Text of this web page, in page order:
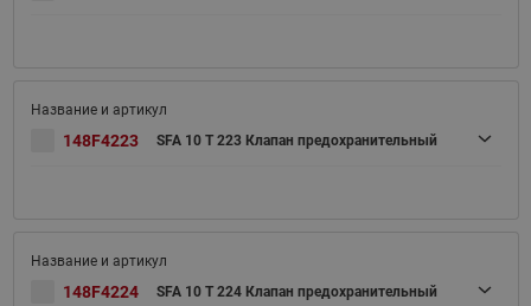
148F4223 SFA 10 T 223 Клапан предохранительный
148F4224 SFA 10 T 224 Клапан предохранительный